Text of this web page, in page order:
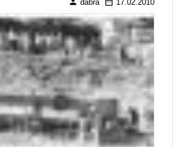
dabra 17.02.2010